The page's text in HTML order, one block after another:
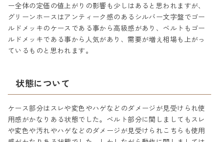
ー全体の定価の値上がりの影響も少しはあると思われますが、
グリーンホースはアンティーク感のあるシルバー文字盤でゴー
ルドメッキのケースである事から高級感があり、ベルトもゴー
ルドメッキである事から人気があり、需要が増え相場も上がっ
ているものと思われます。
状態について
ケース部分はスレや変色やハゲなどのダメージが見受けられ使
用感がかなりある状態でした。ベルト部分に関しましてもスレ
や変色や汚れやハゲなどのダメージが見受けられこちらも使用